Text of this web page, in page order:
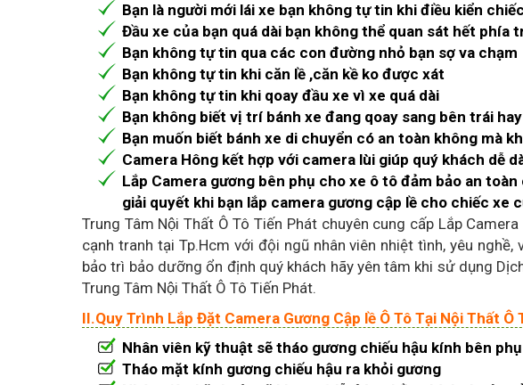
Bạn là người mới lái xe bạn không tự tin khi điều kiển
Đầu xe của bạn quá dài bạn không thể quan sát hết phía
Bạn không tự tin qua các con đường nhỏ bạn sợ va chạm
Bạn không tự tin khi căn lề ,căn kề ko được xát
Bạn không tự tin khi qoay đầu xe vì xe quá dài
Bạn không biết vị trí bánh xe đang qoay sang bên trái
Bạn muốn biết bánh xe di chuyển có an toàn không mà
Camera Hông kết hợp với camera lùi giúp quý khách dễ
Lắp Camera gương bên phụ cho xe ô tô đảm bảo an
giải quyết khi bạn lắp camera gương cập lề cho chiếc xe
Trung Tâm Nội Thất Ô Tô Tiến Phát chuyên cung cấp Lắp
cạnh tranh tại Tp.Hcm với đội ngũ nhân viên nhiệt tình, yêu
bảo trì bảo dưỡng ổn định quý khách hãy yên tâm khi sử dụng
Trung Tâm Nội Thất Ô Tô Tiến Phát.
II.Quy Trình Lắp Đặt Camera Gương Cập lề Ô Tô Tại Nội Thất Ô
Nhân viên kỹ thuật sẽ tháo gương chiếu hậu kính bên phụ
Tháo mặt kính gương chiếu hậu ra khỏi gương